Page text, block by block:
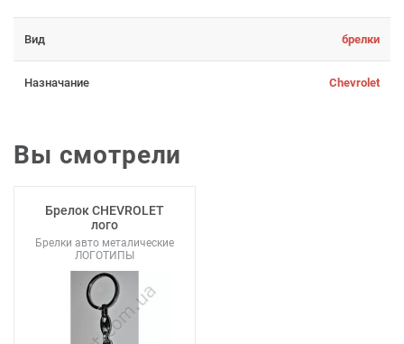
Вид брелки
Назначание Chevrolet
Вы смотрели
Брелок CHEVROLET
лого
Брелки авто металические
ЛОГОТИПЫ